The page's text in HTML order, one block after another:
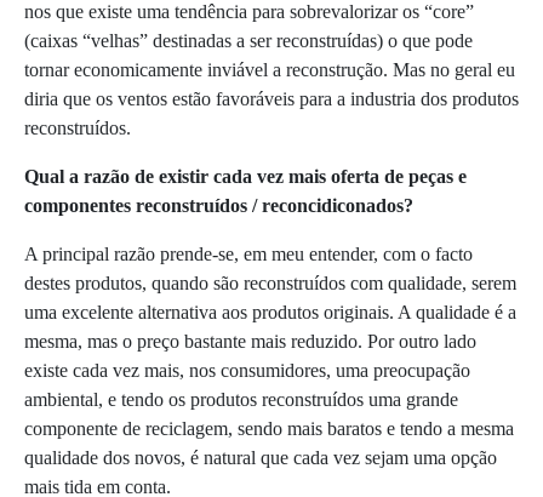
nos que existe uma tendência para sobrevalorizar os “core”
(caixas “velhas” destinadas a ser reconstruídas) o que pode
tornar economicamente inviável a reconstrução. Mas no geral eu
diria que os ventos estão favoráveis para a industria dos produtos
reconstruídos.
Qual a razão de existir cada vez mais oferta de peças e
componentes reconstruídos / reconcidiconados?
A principal razão prende-se, em meu entender, com o facto
destes produtos, quando são reconstruídos com qualidade, serem
uma excelente alternativa aos produtos originais. A qualidade é a
mesma, mas o preço bastante mais reduzido. Por outro lado
existe cada vez mais, nos consumidores, uma preocupação
ambiental, e tendo os produtos reconstruídos uma grande
componente de reciclagem, sendo mais baratos e tendo a mesma
qualidade dos novos, é natural que cada vez sejam uma opção
mais tida em conta.